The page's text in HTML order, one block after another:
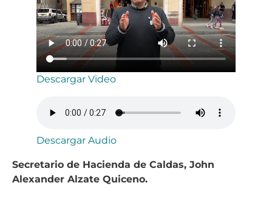
Descargar Video
Descargar Audio
Secretario de Hacienda de Caldas, John
Alexander Alzate Quiceno.